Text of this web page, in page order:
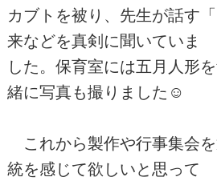
カブトを被り、先生が話す
来などを真剣に聞いていま
した。保育室には五月人形
緒に写真も撮りました☺
これから製作や行事集会
統を感じて欲しいと思って